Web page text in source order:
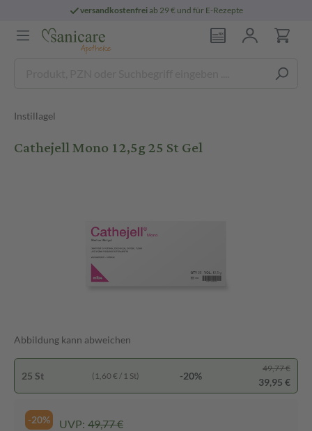
versandkostenfreiab 29 € und für E-Rezepte
Instillagel
Cathejell Mono 12,5g 25 St Gel
Abbildung kann abweichen
25 St (1,60 € / 1 St) -20%
49,77 €
39,95 €
-20% UVP: 49,77 €